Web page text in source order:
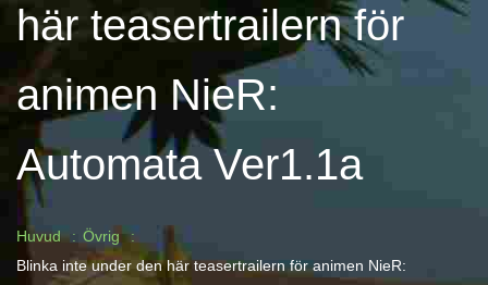
här teasertrailern för
animen NieR:
Automata Ver1.1a
Huvud
Övrig
Blinka inte under den här teasertrailern för animen NieR: